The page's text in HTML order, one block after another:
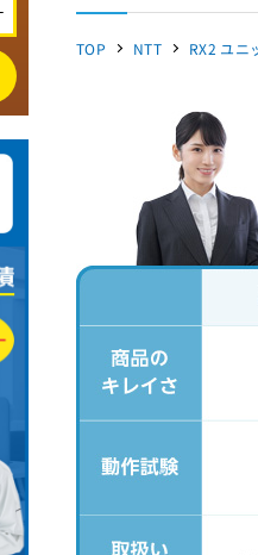
TOP NTT RX2 ユニ